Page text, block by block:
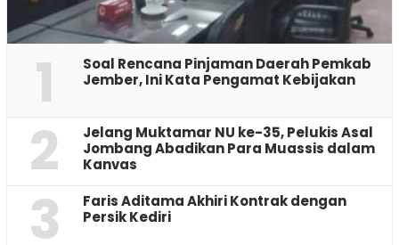
1
‎Soal Rencana Pinjaman Daerah Pemkab
Jember, Ini Kata Pengamat Kebijakan ‎
2
Jelang Muktamar NU ke-35, Pelukis Asal
Jombang Abadikan Para Muassis dalam
Kanvas
3
Faris Aditama Akhiri Kontrak dengan
Persik Kediri